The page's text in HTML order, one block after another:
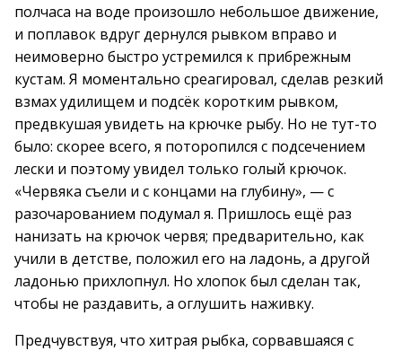
полчаса на воде произошло небольшое движение,
и поплавок вдруг дернулся рывком вправо и
неимоверно быстро устремился к прибрежным
кустам. Я моментально среагировал, сделав резкий
взмах удилищем и подсёк коротким рывком,
предвкушая увидеть на крючке рыбу. Но не тут-то
было: скорее всего, я поторопился с подсечением
лески и поэтому увидел только голый крючок.
«Червяка съели и с концами на глубину», — с
разочарованием подумал я. Пришлось ещё раз
нанизать на крючок червя; предварительно, как
учили в детстве, положил его на ладонь, а другой
ладонью прихлопнул. Но хлопок был сделан так,
чтобы не раздавить, а оглушить наживку.
Предчувствуя, что хитрая рыбка, сорвавшаяся с